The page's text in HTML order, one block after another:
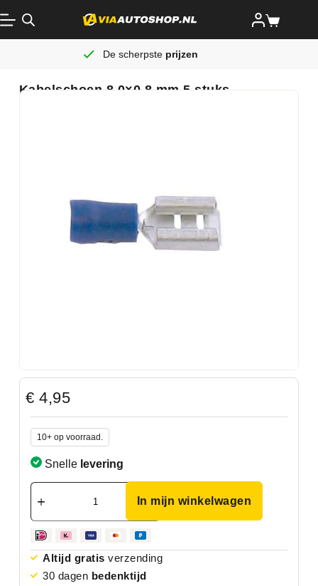
De scherpste prijzen
Kabelschoen 8.0×0.8 mm 5 stuks
€ 4,95
10+ op voorraad.
Snelle levering
In mijn winkelwagen
Altijd gratis verzending
30 dagen bedenktijd